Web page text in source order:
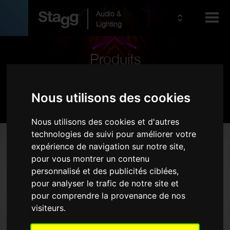
Nous utilisons des cookies
Nous utilisons des cookies et d'autres
technologies de suivi pour améliorer votre
expérience de navigation sur notre site,
pour vous montrer un contenu
personnalisé et des publicités ciblées,
pour analyser le trafic de notre site et
pour comprendre la provenance de nos
visiteurs.
Audio &
Lighting
Produits
Pro Audio
Produits
Sonorisation Live
Sans fil
Microphones
Casques d'écoute
Etuis pour rack